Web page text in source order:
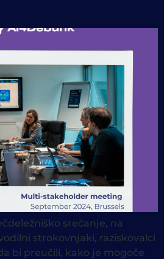
srečanje, na
strokovnjaki, raziskovalci
bi preučili, kako je mogoče